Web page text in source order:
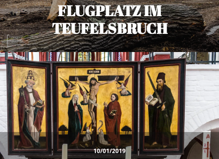
FLUGPLATZ IM
TEUFELSBRUCH
10/01/2019